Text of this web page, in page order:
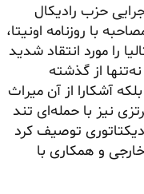
حزب رادیکال
با روزنامه اونیتا،
را مورد انتقاد شدید
از گذشته
آشکارا از آن میراث
نیز با حمله‌ای تند
توصیف کرد
و همکاری با